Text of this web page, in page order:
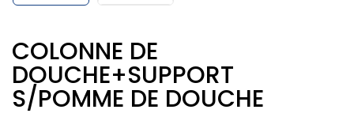
COLONNE DE
DOUCHE+SUPPORT
S/POMME DE DOUCHE